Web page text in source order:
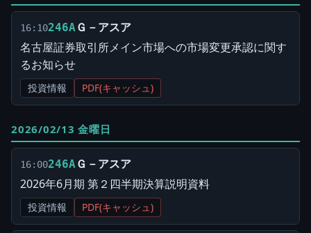
16:10246AＧ－アスア
名古屋証券取引所メイン市場への市場変更承認に関す
るお知らせ
投資情報 PDF(キャッシュ)
2026/02/13 金曜日
16:00246AＧ－アスア
2026年6月期 第２四半期決算説明資料
投資情報 PDF(キャッシュ)